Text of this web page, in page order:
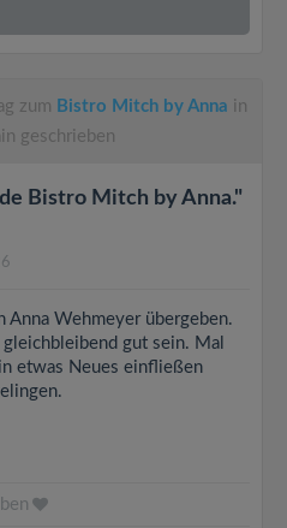
zum Bistro Mitch by Anna in
geschrieben
Bistro Mitch by Anna."
Anna Wehmeyer übergeben.
gut sein. Mal
etwas Neues einfließen